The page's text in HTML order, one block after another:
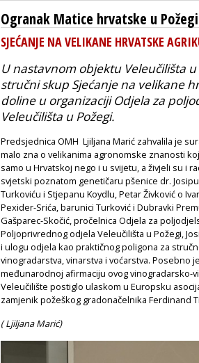
Ogranak Matice hrvatske u Požegi
SJEĆANJE NA VELIKANE HRVATSKE
U nastavnom objektu Veleučilišta
stručni skup Sjećanje na velikane
dolineu organizaciji Odjela za
Veleučilišta u Požegi.
Predsjednica OMH Ljiljana Marić zahvalila je
malo zna o velikanima agronomske znanosti
samo u Hrvatskoj nego i u svijetu, a živjeli su i
svjetski poznatom genetičaru pšenice dr.
Turkoviću i Stjepanu Koydlu, Petar Živković o
Pexider-Srića, barunici Turković i Dubravki
Gašparec-Skočić, pročelnica Odjela za
Poljoprivrednog odjela Veleučilišta u Požegi,
i ulogu odjela kao praktičnog poligona za
vinogradarstva, vinarstva i voćarstva.
međunarodnoj afirmaciju ovog vinogradarsko-
Veleučilište postiglo ulaskom u Europsku
zamjenik požeškog gradonačelnika Ferdinand
( Ljiljana Marić)